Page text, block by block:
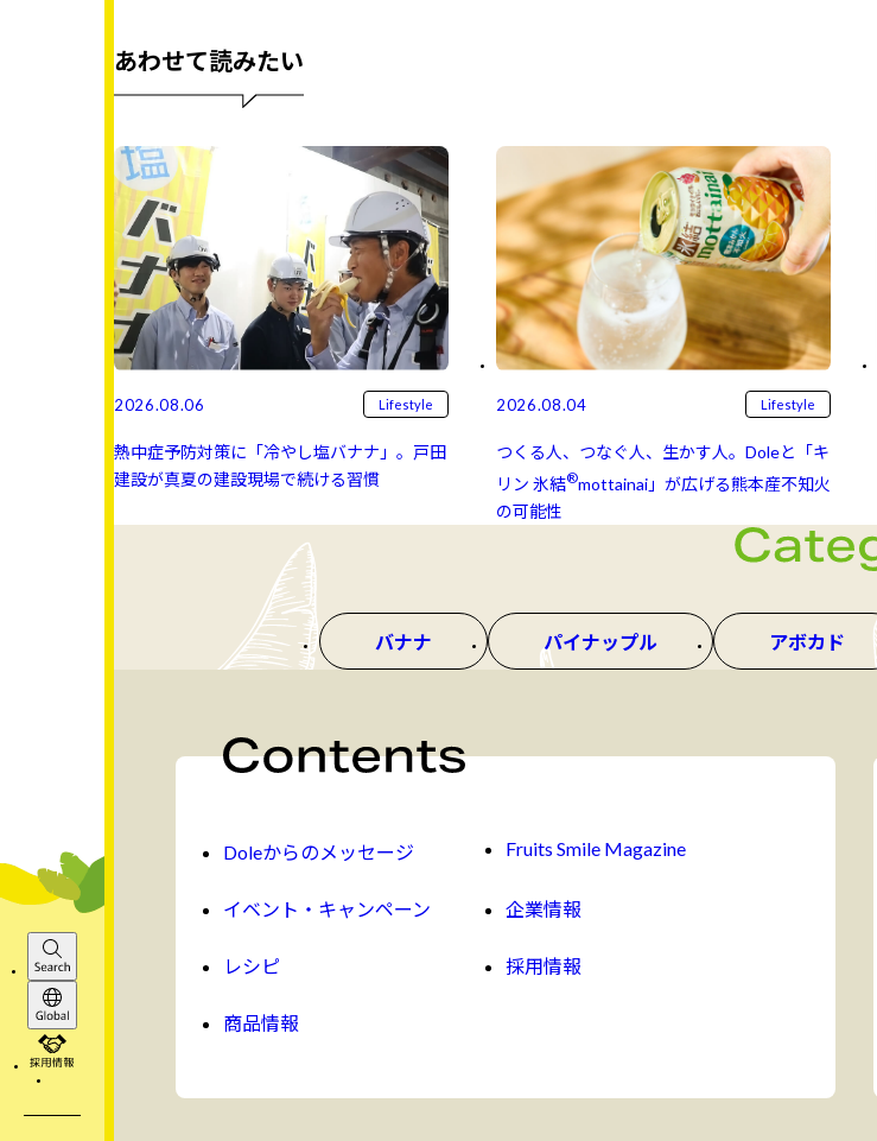
Search
Global
あわせて読みたい
2026.08.06 Lifestyle
熱中症予防対策に「冷やし塩バナナ」。戸田
建設が真夏の建設現場で続ける習慣
2026.08.04 Lifestyle
つくる人、つなぐ人、生かす人。Doleと「キ
リン 氷結⁠⁠®mottainai」が広げる熊本産不知火
の可能性
バナナ パイナップル アボカド
Doleからのメッセージ
イベント・キャンペーン
レシピ
商品情報
Fruits Smile Magazine
企業情報
採用情報